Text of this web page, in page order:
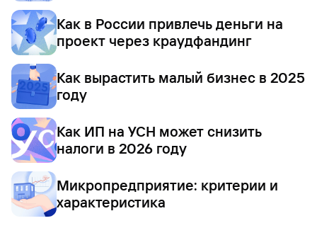
Как в России привлечь деньги на
проект через краудфандинг
Как вырастить малый бизнес в 2025
году
Как ИП на УСН может снизить
налоги в 2026 году
Микропредприятие: критерии и
характеристика